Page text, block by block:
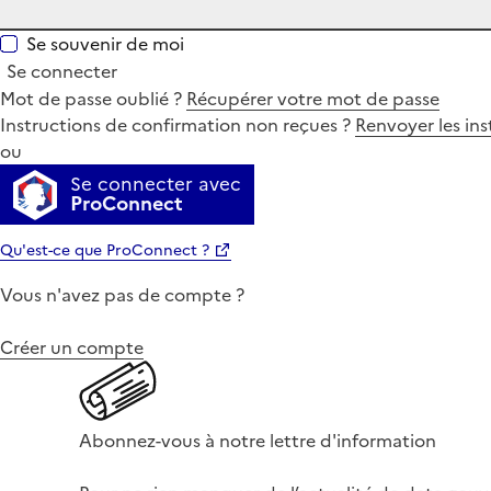
Se souvenir de moi
Se connecter
Mot de passe oublié ? Récupérer votre mot de passe
Instructions de confirmation non reçues ? Renvoyer les
ou
Se connecter avec
ProConnect
Qu'est-ce que ProConnect ?
Vous n'avez pas de compte ?
Créer un compte
Abonnez-vous à notre lettre d'information